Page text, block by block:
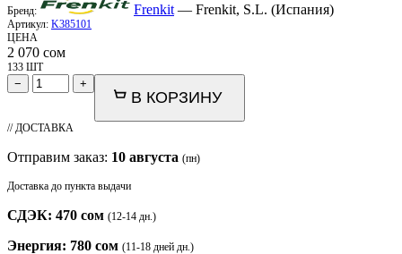
Бренд: Frenkit — Frenkit, S.L. (Испания)
Артикул: K385101
ЦЕНА
2 070 сом
133 ШТ
− +
В КОРЗИНУ
// ДОСТАВКА
Отправим заказ: 10 августа (пн)
Доставка до пункта выдачи
СДЭК: 470 сом (12-14 дн.)
Энергия: 780 сом (11-18 дней дн.)